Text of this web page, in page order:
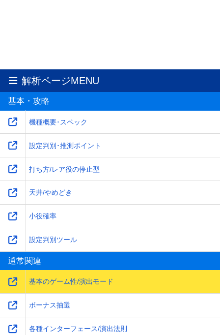
解析ページMENU
基本・攻略
機種概要･スペック
設定判別･推測ポイント
打ち方/レア役の停止型
天井/やめどき
小役確率
設定判別ツール
通常関連
基本のゲーム性/演出モード
ボーナス抽選
各種インターフェース/演出法則